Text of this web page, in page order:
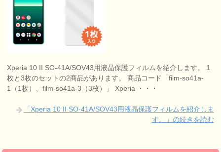
Xperia 10 II SO-41A/SOV43用液晶保護フィルムを紹介します。 1
枚と3枚のセットの2商品があります。 商品コード「film-so41a-
1（1枚）、film-so41a-3（3枚）」 Xperia ・・・
「Xperia 10 II SO-41A/SOV43用液晶保護フィルムを紹介しま
す。」の続きを読む